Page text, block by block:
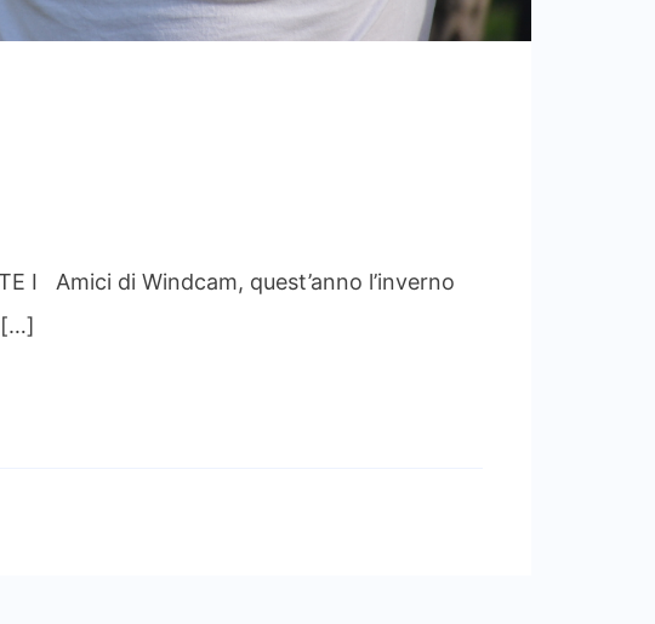
I Amici di Windcam, quest’anno l’inverno
[…]